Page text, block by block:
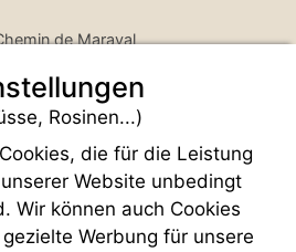
de Maraval
Bedoin - France
: 44.130661010742187
: 5.1876931190490723
belezy@libranoo.com
90 65 60 18
Newsletter
Informationen
Rosinen...)
die für die Leistung
Website unbedingt
Wir können auch Cookies
Werbung für unsere